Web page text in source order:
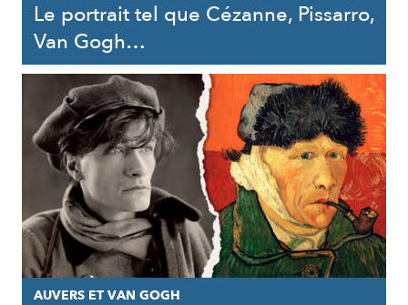
Le portrait tel que Cézanne, Pissarro,
Van Gogh…
AUVERS ET VAN GOGH